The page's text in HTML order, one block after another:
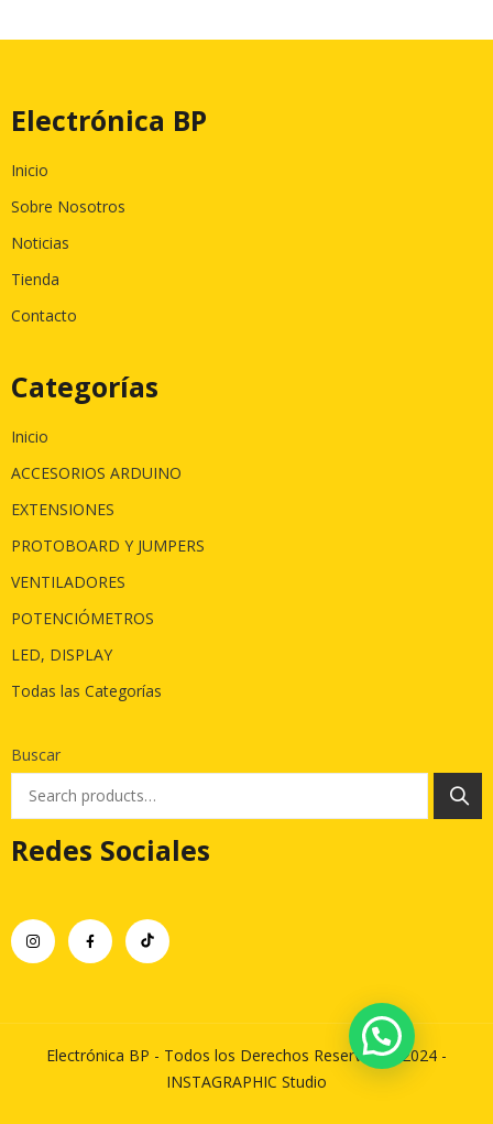
Electrónica BP
Inicio
Sobre Nosotros
Noticias
Tienda
Contacto
Categorías
Inicio
ACCESORIOS ARDUINO
EXTENSIONES
PROTOBOARD Y JUMPERS
VENTILADORES
POTENCIÓMETROS
LED, DISPLAY
Todas las Categorías
Buscar
Redes Sociales
Electrónica BP - Todos los Derechos Reservados 2024 -
INSTAGRAPHIC Studio